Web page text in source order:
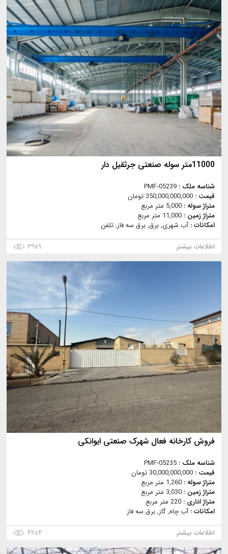
11000متر سوله صنعتی جرثقیل دار
شناسه ملک : PMF-05239
قیمت : 350,000,000,000 تومان
متراژ سوله : 5,000 متر مربع
متراژ زمین : 11,000 متر مربع
امکانات :آب شهری, برق, برق سه فاز, تلفن
اطلاعات بیشتر
۳۹۸۹
فروش کارخانه فعال شهرک صنعتی ایوانکی
شناسه ملک : PMF-05235
قیمت : 30,000,000,000 تومان
متراژ سوله : 1,260 متر مربع
متراژ زمین : 3,030 متر مربع
متراژ اداری : 220 متر مربع
امکانات :آب چاه, گاز, برق سه فاز
اطلاعات بیشتر
۴۲۸۴